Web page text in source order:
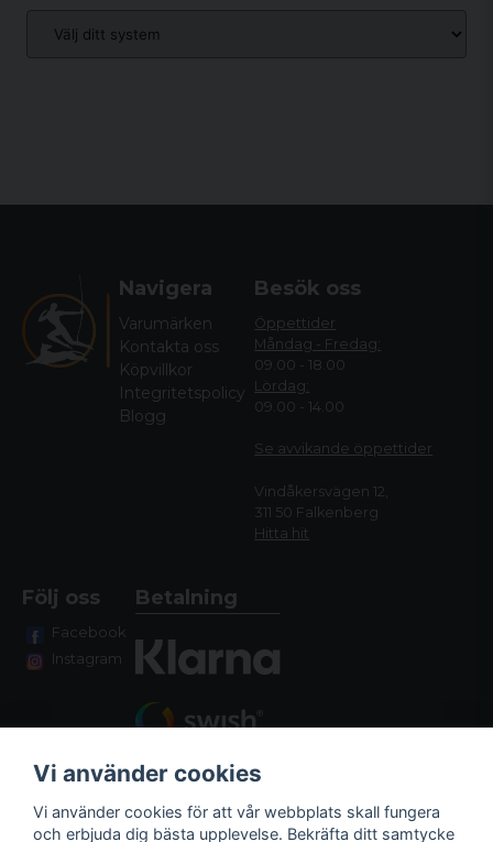
Navigera
Varumärken
Kontakta oss
Köpvillkor
Integritetspolicy
Blogg
Besök oss
Öppettider
Måndag - Fredag:
09.00 - 18.00
Lördag:
09.00 - 14.00
Se avvikande öppettider
Vindåkersvägen 12,
311 50 Falkenberg
Hitta hit
Följ oss
Facebook
Instagram
Betalning
Vi använder cookies
Vi använder cookies för att vår webbplats skall fungera
och erbjuda dig bästa upplevelse. Bekräfta ditt samtycke